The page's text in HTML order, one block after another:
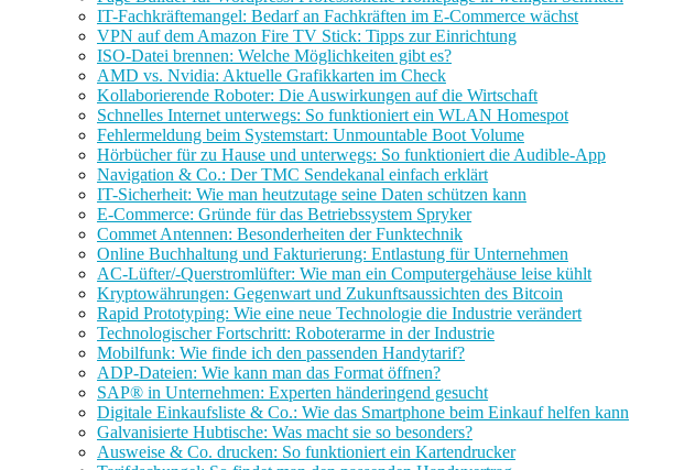
IT-Fachkräftemangel: Bedarf an Fachkräften im E-Commerce wächst
VPN auf dem Amazon Fire TV Stick: Tipps zur Einrichtung
ISO-Datei brennen: Welche Möglichkeiten gibt es?
AMD vs. Nvidia: Aktuelle Grafikkarten im Check
Kollaborierende Roboter: Die Auswirkungen auf die Wirtschaft
Schnelles Internet unterwegs: So funktioniert ein WLAN Homespot
Fehlermeldung beim Systemstart: Unmountable Boot Volume
Hörbücher für zu Hause und unterwegs: So funktioniert die Audible-App
Navigation & Co.: Der TMC Sendekanal einfach erklärt
IT-Sicherheit: Wie man heutzutage seine Daten schützen kann
E-Commerce: Gründe für das Betriebssystem Spryker
Commet Antennen: Besonderheiten der Funktechnik
Online Buchhaltung und Fakturierung: Entlastung für Unternehmen
AC-Lüfter/-Querstromlüfter: Wie man ein Computergehäuse leise kühlt
Kryptowährungen: Gegenwart und Zukunftsaussichten des Bitcoin
Rapid Prototyping: Wie eine neue Technologie die Industrie verändert
Technologischer Fortschritt: Roboterarme in der Industrie
Mobilfunk: Wie finde ich den passenden Handytarif?
ADP-Dateien: Wie kann man das Format öffnen?
SAP® in Unternehmen: Experten händeringend gesucht
Digitale Einkaufsliste & Co.: Wie das Smartphone beim Einkauf helfen kann
Galvanisierte Hubtische: Was macht sie so besonders?
Ausweise & Co. drucken: So funktioniert ein Kartendrucker